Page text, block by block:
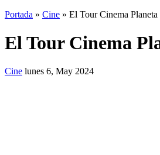
Portada » Cine » El Tour Cinema
El Tour Cinema
Cine lunes 6, May 2024